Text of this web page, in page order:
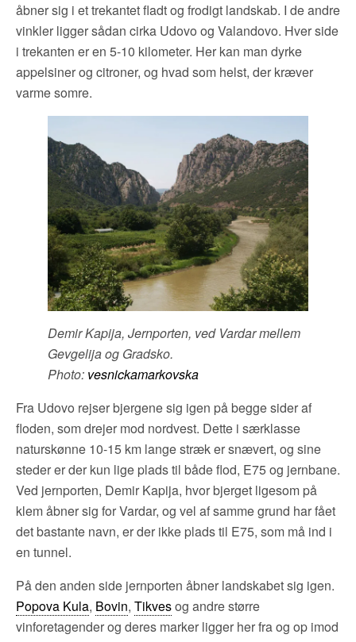
åbner sig i et trekantet fladt og frodigt landskab. I de andre
vinkler ligger sådan cirka Udovo og Valandovo. Hver side
i trekanten er en 5-10 kilometer. Her kan man dyrke
appelsiner og citroner, og hvad som helst, der kræver
varme somre.
Demir Kapija, Jernporten, ved Vardar mellem
Gevgelija og Gradsko.
Photo: vesnickamarkovska
Fra Udovo rejser bjergene sig igen på begge sider af
floden, som drejer mod nordvest. Dette i særklasse
naturskønne 10-15 km lange stræk er snævert, og sine
steder er der kun lige plads til både flod, E75 og jernbane.
Ved jernporten, Demir Kapija, hvor bjerget ligesom på
klem åbner sig for Vardar, og vel af samme grund har fået
det bastante navn, er der ikke plads til E75, som må ind i
en tunnel.
På den anden side jernporten åbner landskabet sig igen.
Popova Kula, Bovin, Tikvesog andre større
vinforetagender og deres marker ligger her fra og op imod